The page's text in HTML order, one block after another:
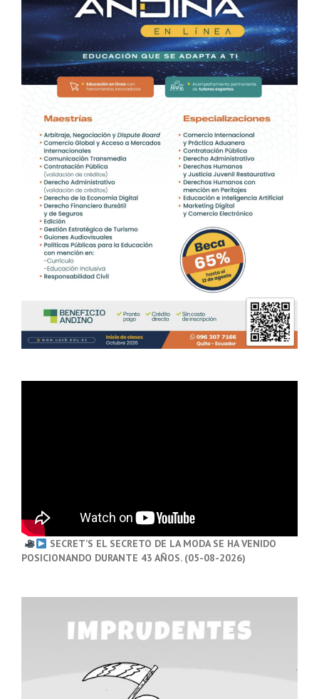
SECRET’S EL SECRETO DE LA MODA SE HA VENIDO
POSICIONANDO DURANTE 43 AÑOS. (05-08-2026)